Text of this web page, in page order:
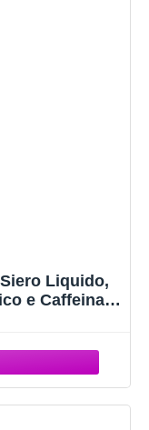
Liquido,
e Caffeina,